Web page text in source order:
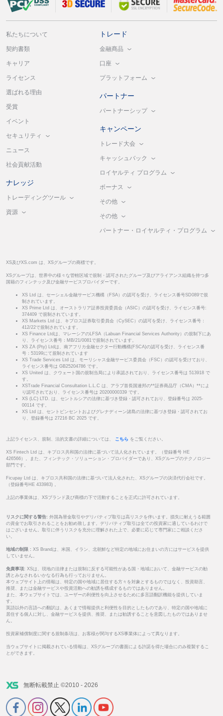
私たちについて
契約書類
キャリア
ライセンス
選ばれる理由
受賞
イベント
セキュリティ
ニュース
社会貢献活動
ナレッジ
トレーディングツール
資源
トレード
金融商品
口座
プラットフォーム
パートナー
パートナーシップ
キャンペーン
トレード大会
キャッシュバック
ロイヤルティ プログラム
ボーナス
その他
その他
パートナー・ロイヤルティ・プログラム
XS及びXS.com は、XSグループの商標です。
XSグループは、世界中の様々な管轄区域で規制・認可されたグループ及びアライアンス組織を持つ多
国籍のフィンテック及び金融サービスプロバイダーです。
XS Ltd は、セーシェル金融サービス機構（FSA）の認可を受け、ライセンス番号SD089で規
制されています。
XS Prime Ltd は、オーストラリア証券投資委員会（ASIC）の認可を受け、ライセンス番号:
374409 で規制されています。
XS Markets Ltd は、キプロス証券取引委員会（CySEC）の認可を受け、ライセンス番号：
412/22で規制されています。
XS Finance Ltdは、マレーシアのLFSA（Labuan Financial Services Authority）の規制下にあ
り、ライセンス番号：MB/21/0081で規制されています。
XS ZA (Pty) Ltdは、南アフリカ金融セクター行動機構(FSCA)の認可を受け、ライセンス番
号：53199にて規制されています
XS Trade Services Ltd は、モーリシャス金融サービス委員会（FSC）の認可を受けており、
ライセンス番号は GB25204786 です。
XS United は、クウェート国の規制当局により承認されており、ライセンス番号は 513918 で
す。
XSTrade Financial Consultation L.L.C は、アラブ首長国連邦の**証券商品庁（CMA）**によ
り認可されており、ライセンス番号は 20200000339 です。
XS (LC) LTD. は、セントルシアの法律に基づき登録・認可されており、登録番号は 2025-
00114 です。
XS Ltd は、セントビンセントおよびグレナディーン諸島の法律に基づき登録・認可されてお
り、登録番号は 27216 BC 2025 です。
上記ライセンス、規制、法的文書の詳細については、 こちら をご覧ください。
XS Fintech Ltd は、キプロス共和国の法律に基づいて法人化されています。（登録番号 HE
426566）。また、フィンテック・ソリューション・プロバイダーであり、XSグループのテクノロジー
部門です。
Ficupay Ltd は、キプロス共和国の法律に基づいて法人化された、XSグループの決済代行会社です。
（登録番号HE 433983) 。
上記の事業体は、XSブランド及び商標の下で活動することを正式に許可されています。
リスクに関する警告: 外国為替金取引やデリバティブ取引は高リスクを伴います。損失に耐えうる範囲
の資金でお取引されることをお勧め致します。デリバティブ取引は全ての投資家に適しているわけで
はございません。取引に伴うリスクを充分に理解された上で、必要に応じて専門家にご相談くださ
い。
地域の制限 : XS Brandは、米国、イラン、北朝鮮など特定の地域にお住まいの方にはサービスを提供
していません。
免責事項: XSは、現地の法律または規制に反する可能性がある国・地域において、金融サービスの勧
誘とみなされるいかなる行為も行っておりません。
本ウェブサイト上の情報は、特定の国や地域に居住する方々を対象とするものではなく、投資助言、
推奨、または金融サービスや投資活動への勧誘を構成するものではありません。
また、本ウェブサイトでは、ユーザーの利便性を向上させるために多言語翻訳機能を提供していま
す。
英語以外の言語への翻訳は、あくまで情報提供と利便性を目的としたものであり、特定の国や地域に
居住する個人に対し、金融サービスを提供、推奨、または勧誘することを意図したものではありませ
ん。
投資家補償制度に関する規制条項は、お客様が関与するXS事業体によって異なります。
当ウェブサイトに掲載されている情報は、XSグループの書面による許諾を得た場合にのみ複製するこ
とができます。
無断転載禁止 ©2010 - 2026